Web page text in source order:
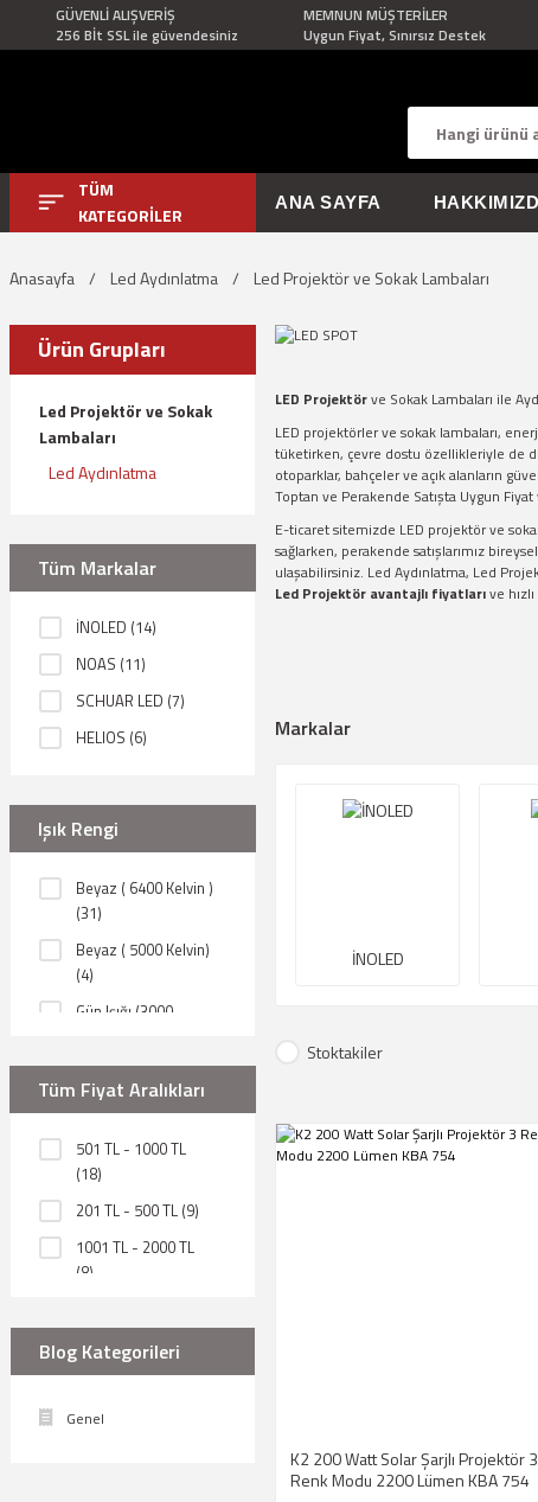
GÜVENLİ ALIŞVERİŞ
256 Bİt SSL ile güvendesiniz
MEMNUN MÜŞTERİLER
Uygun Fiyat, Sınırsız Destek
TÜM
KATEGORİLER
ANA SAYFA
Anasayfa Led Aydınlatma Led Projektör ve Sokak Lambaları
Ürün Grupları
Led Projektör ve Sokak
Lambaları
Led Aydınlatma
Tüm Markalar
İNOLED (14)
NOAS (11)
SCHUAR LED (7)
HELIOS (6)
(4)
Cata Led (2)
Işık Rengi
Beyaz ( 6400 Kelvin )
(31)
Beyaz ( 5000 Kelvin)
(4)
Gün Işığı (3000
Yeşil (3)
Gün Işığı ( 3200
Amber (1)
Mavi (1)
Tüm Fiyat Aralıkları
501 TL - 1000 TL
(18)
201 TL - 500 TL (9)
1001 TL - 2000 TL
(8)
(3)
1 TL - 200 TL (2)
Blog Kategorileri
Genel
LED Projektörve Sokak Lambaları ile
LED projektörler ve sokak lambaları,
tüketirken, çevre dostu özellikleriyle de
otoparklar, bahçeler ve açık alanların
Toptan ve Perakende Satışta Uygun Fiyat
E-ticaret sitemizde LED projektör ve
sağlarken, perakende satışlarımız
ulaşabilirsiniz. Led Aydınlatma, Led
Led Projektör avantajlı fiyatlarıve
Markalar
İNOLED
Stoktakiler
K2 200 Watt Solar Şarjlı Projektör 3
Renk Modu 2200 Lümen KBA 754